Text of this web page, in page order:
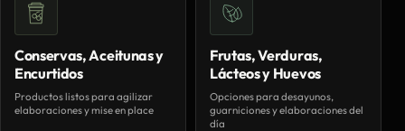
Conservas, Aceitunas y
Encurtidos
Productos listos para agilizar
elaboraciones y mise en place
Frutas, Verduras,
Lácteos y Huevos
Opciones para desayunos,
guarniciones y elaboraciones del
día